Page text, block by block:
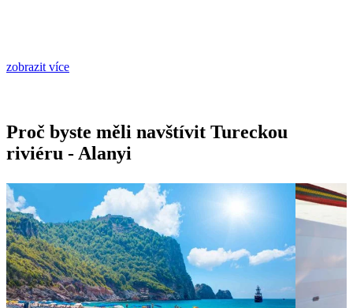
zobrazit více
Proč byste měli navštívit Tureckou
riviéru - Alanyi